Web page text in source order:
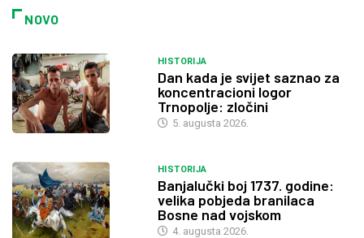
NOVO
HISTORIJA
Dan kada je svijet saznao za
koncentracioni logor
Trnopolje: zločini
5. augusta 2026.
HISTORIJA
Banjalučki boj 1737. godine:
velika pobjeda branilaca
Bosne nad vojskom
4. augusta 2026.